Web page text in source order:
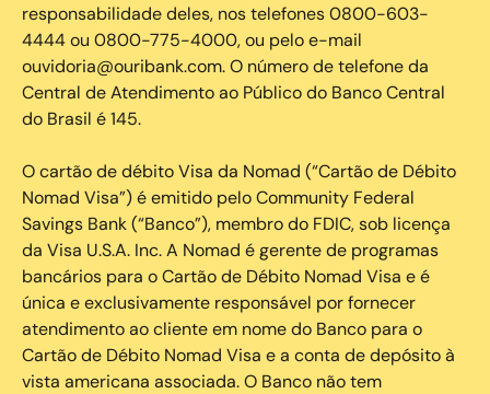
responsabilidade deles, nos telefones 0800-603-
4444 ou 0800-775-4000, ou pelo e-mail
ouvidoria@ouribank.com. O número de telefone da
Central de Atendimento ao Público do Banco Central
do Brasil é 145.
O cartão de débito Visa da Nomad (“Cartão de Débito
Nomad Visa”) é emitido pelo Community Federal
Savings Bank (“Banco”), membro do FDIC, sob licença
da Visa U.S.A. Inc. A Nomad é gerente de programas
bancários para o Cartão de Débito Nomad Visa e é
única e exclusivamente responsável por fornecer
atendimento ao cliente em nome do Banco para o
Cartão de Débito Nomad Visa e a conta de depósito à
vista americana associada. O Banco não tem